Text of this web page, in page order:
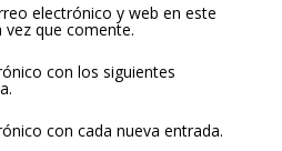
electrónico y web en este
que comente.
con los siguientes
con cada nueva entrada.